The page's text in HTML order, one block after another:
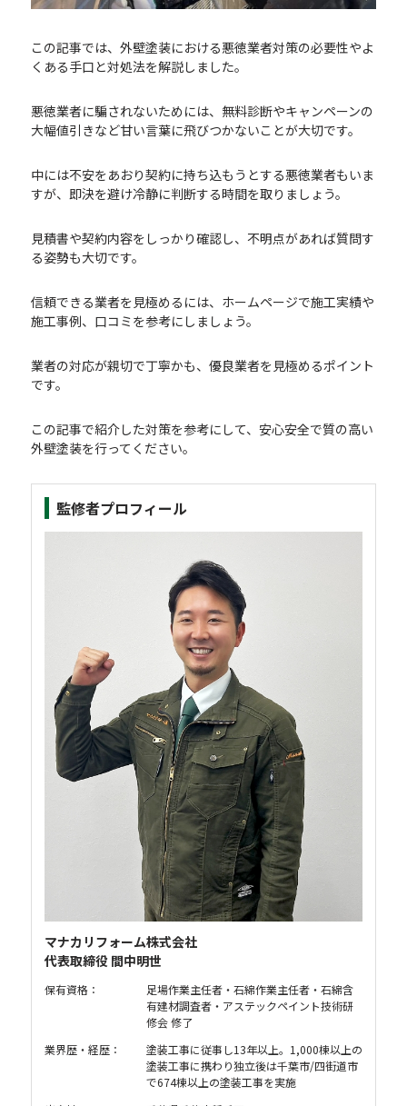
この記事では、外壁塗装における悪徳業者対策の必要性やよ
くある手口と対処法を解説しました。
悪徳業者に騙されないためには、無料診断やキャンペーンの
大幅値引きなど甘い言葉に飛びつかないことが大切です。
中には不安をあおり契約に持ち込もうとする悪徳業者もいま
すが、即決を避け冷静に判断する時間を取りましょう。
見積書や契約内容をしっかり確認し、不明点があれば質問す
る姿勢も大切です。
信頼できる業者を見極めるには、ホームページで施工実績や
施工事例、口コミを参考にしましょう。
業者の対応が親切で丁寧かも、優良業者を見極めるポイント
です。
この記事で紹介した対策を参考にして、安心安全で質の高い
外壁塗装を行ってください。
監修者プロフィール
マナカリフォーム株式会社
代表取締役 間中明世
保有資格：
足場作業主任者・石綿作業主任者・石綿含
有建材調査者・アステックペイント技術研
修会 修了
業界歴・経歴：
塗装工事に従事し13年以上。1,000棟以上の
塗装工事に携わり独立後は千葉市/四街道市
で674棟以上の塗装工事を実施